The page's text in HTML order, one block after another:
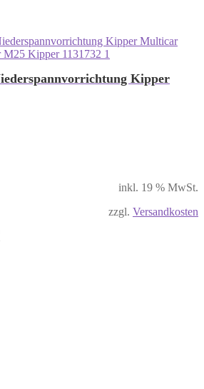
Kipper
inkl. 19 % MwSt.
zzgl. Versandkosten